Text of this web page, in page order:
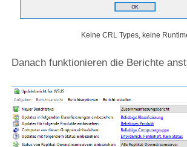
Keine CRL Types, keine
Danach funktionieren die Berichte